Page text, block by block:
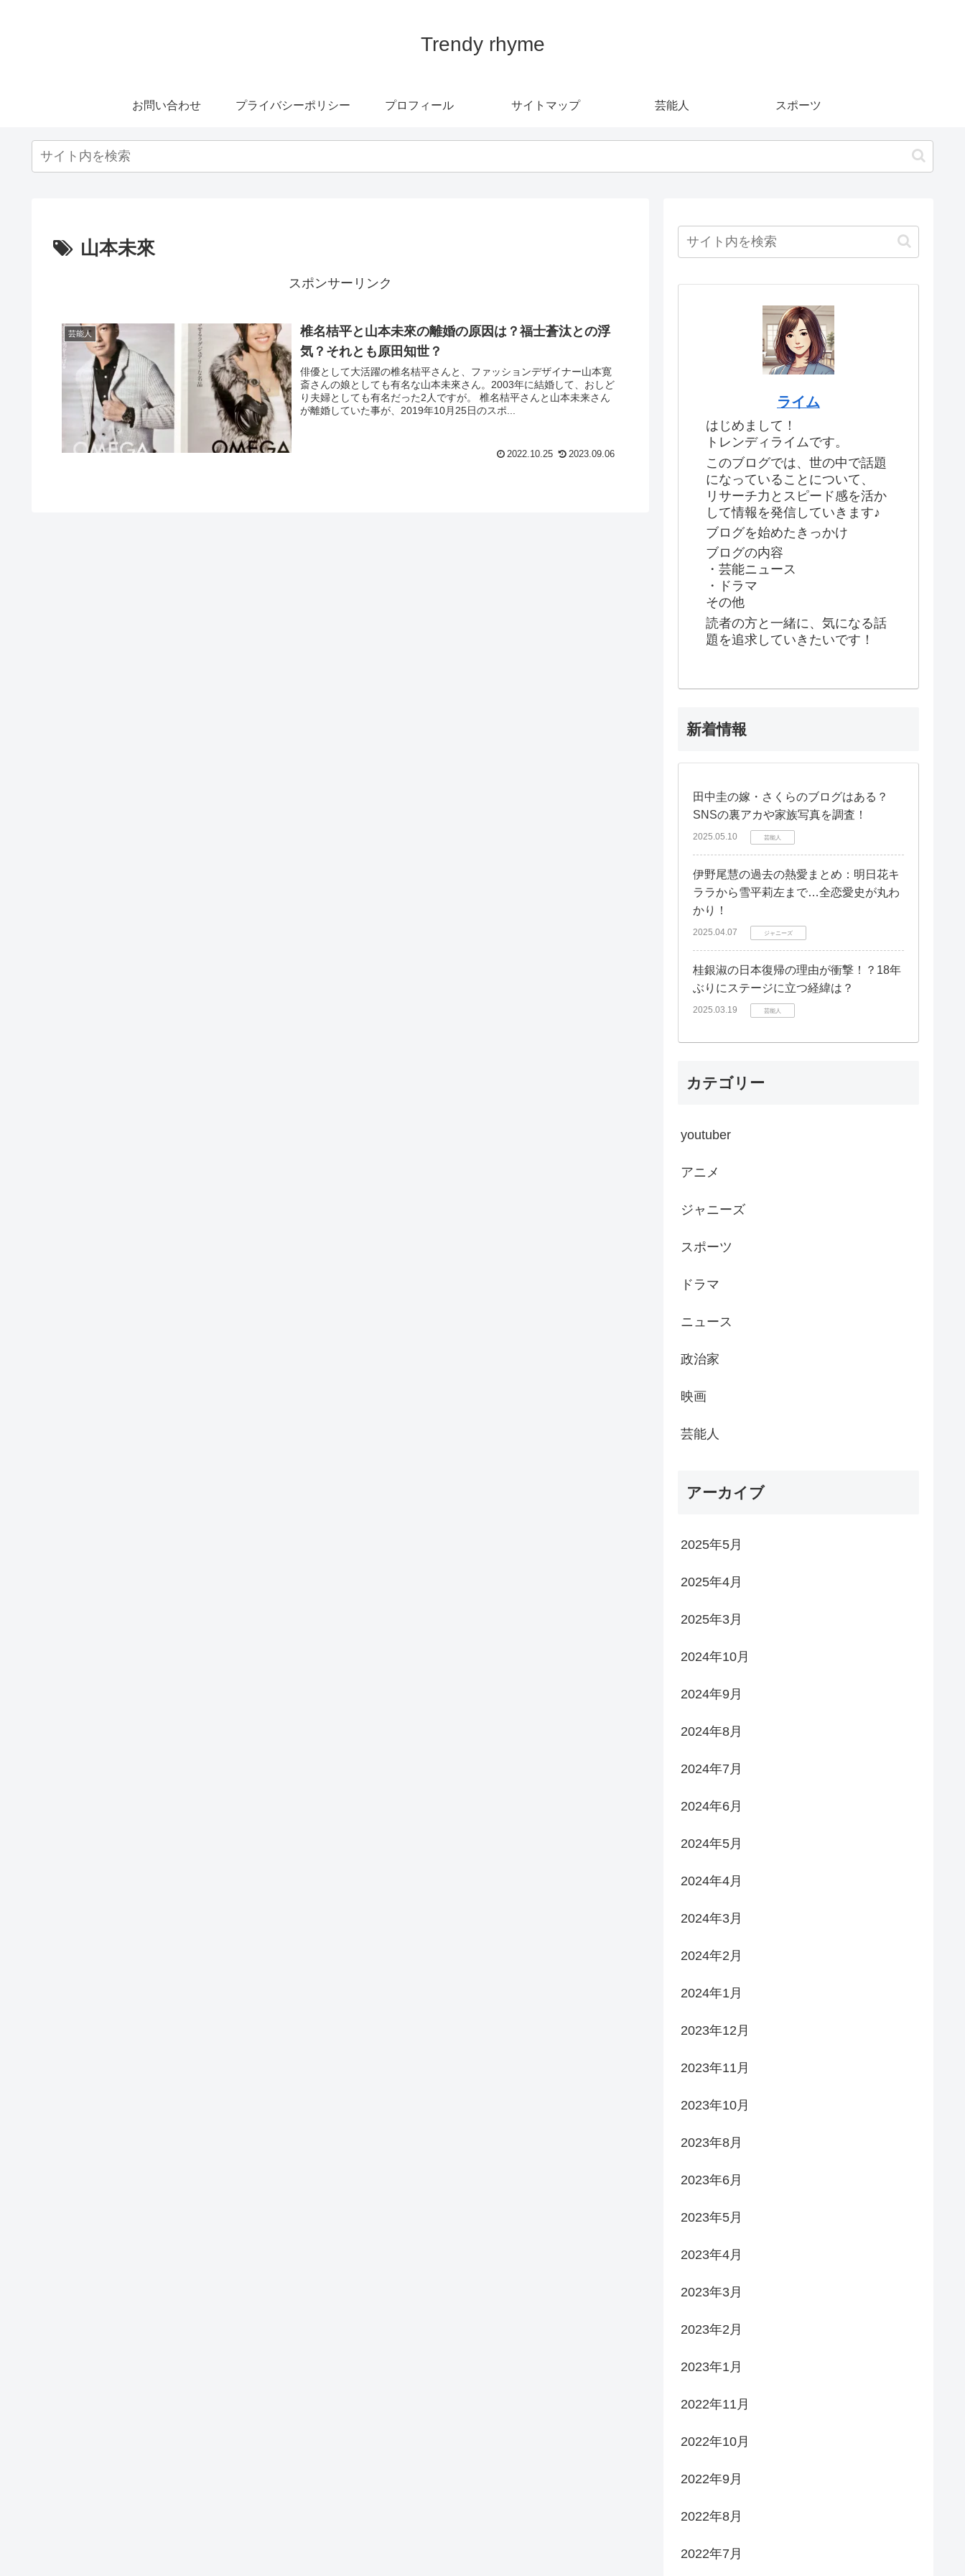
Trendy rhyme
お問い合わせ プライバシーポリシー プロフィール サイトマップ 芸能人 スポーツ
山本未來
スポンサーリンク
芸能人
椎名桔平と山本未來の離婚の原因は？福士蒼汰との浮
気？それとも原田知世？
俳優として大活躍の椎名桔平さんと、ファッションデザイナー山本寛
斎さんの娘としても有名な山本未來さん。2003年に結婚して、おしど
り夫婦としても有名だった2人ですが。 椎名桔平さんと山本未来さん
が離婚していた事が、2019年10月25日のスポ...
2022.10.25 2023.09.06
ライム
はじめまして！
トレンディライムです。
このブログでは、世の中で話題
になっていることについて、
リサーチ力とスピード感を活か
して情報を発信していきます♪
ブログを始めたきっかけ
ブログの内容
・芸能ニュース
・ドラマ
その他
読者の方と一緒に、気になる話
題を追求していきたいです！
新着情報
田中圭の嫁・さくらのブログはある？
SNSの裏アカや家族写真を調査！
2025.05.10 芸能人
伊野尾慧の過去の熱愛まとめ：明日花キ
ララから雪平莉左まで…全恋愛史が丸わ
かり！
2025.04.07 ジャニーズ
桂銀淑の日本復帰の理由が衝撃！？18年
ぶりにステージに立つ経緯は？
2025.03.19 芸能人
カテゴリー
youtuber
アニメ
ジャニーズ
スポーツ
ドラマ
ニュース
政治家
映画
芸能人
アーカイブ
2025年5月
2025年4月
2025年3月
2024年10月
2024年9月
2024年8月
2024年7月
2024年6月
2024年5月
2024年4月
2024年3月
2024年2月
2024年1月
2023年12月
2023年11月
2023年10月
2023年8月
2023年6月
2023年5月
2023年4月
2023年3月
2023年2月
2023年1月
2022年11月
2022年10月
2022年9月
2022年8月
2022年7月